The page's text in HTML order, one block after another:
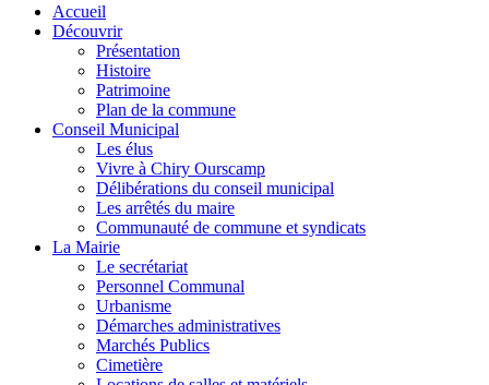
Accueil
Découvrir
Présentation
Histoire
Patrimoine
Plan de la commune
Conseil Municipal
Les élus
Vivre à Chiry Ourscamp
Délibérations du conseil municipal
Les arrêtés du maire
Communauté de commune et syndicats
La Mairie
Le secrétariat
Personnel Communal
Urbanisme
Démarches administratives
Marchés Publics
Cimetière